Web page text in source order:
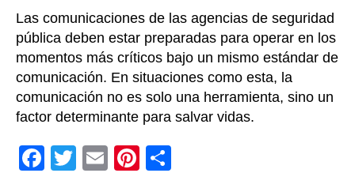
Las comunicaciones de las agencias de seguridad
pública deben estar preparadas para operar en los
momentos más críticos bajo un mismo estándar de
comunicación. En situaciones como esta, la
comunicación no es solo una herramienta, sino un
factor determinante para salvar vidas.
F
T
E
Pi